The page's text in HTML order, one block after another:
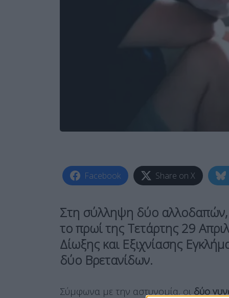
Facebook Share on X
Στη σύλληψη δύο αλλοδαπών,
το πρωί της Τετάρτης 29
Δίωξης και Εξιχνίασης
δύο Βρετανίδων.
Σύμφωνα με την αστυνομία, οι δύο